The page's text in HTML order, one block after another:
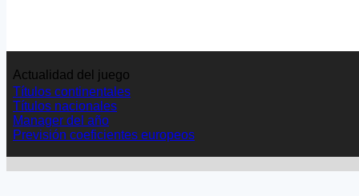
Actualidad del juego
Títulos continentales
Títulos nacionales
Manager del año
Previsión coeficientes europeos